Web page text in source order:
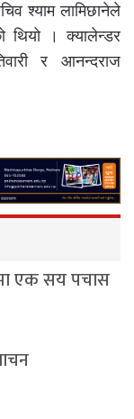
श्याम लामिछानेले
थियो । क्यालेन्डर
र आनन्दराज
एक सय पचास